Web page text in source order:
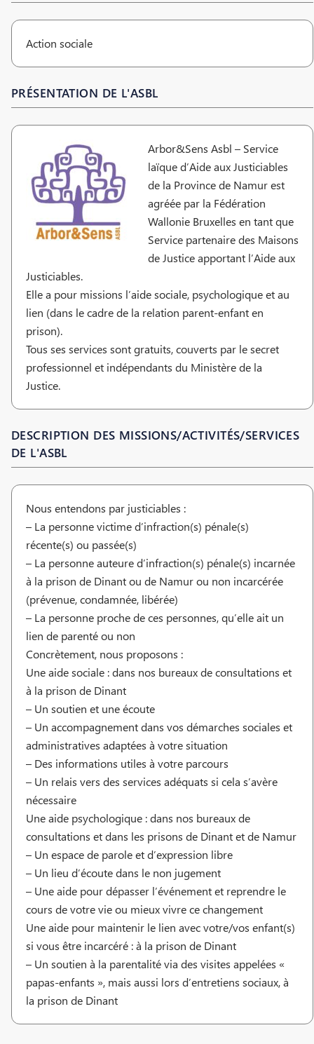
Action sociale
PRÉSENTATION DE L'ASBL
Arbor&Sens Asbl – Service
laïque d’Aide aux Justiciables
de la Province de Namur est
agréée par la Fédération
Wallonie Bruxelles en tant que
Service partenaire des Maisons
de Justice apportant l’Aide aux
Justiciables.
Elle a pour missions l’aide sociale, psychologique et au
lien (dans le cadre de la relation parent-enfant en
prison).
Tous ses services sont gratuits, couverts par le secret
professionnel et indépendants du Ministère de la
Justice.
DESCRIPTION DES MISSIONS/ACTIVITÉS/SERVICES
DE L'ASBL
Nous entendons par justiciables :
– La personne victime d’infraction(s) pénale(s)
récente(s) ou passée(s)
– La personne auteure d’infraction(s) pénale(s) incarnée
à la prison de Dinant ou de Namur ou non incarcérée
(prévenue, condamnée, libérée)
– La personne proche de ces personnes, qu’elle ait un
lien de parenté ou non
Concrètement, nous proposons :
Une aide sociale : dans nos bureaux de consultations et
à la prison de Dinant
– Un soutien et une écoute
– Un accompagnement dans vos démarches sociales et
administratives adaptées à votre situation
– Des informations utiles à votre parcours
– Un relais vers des services adéquats si cela s’avère
nécessaire
Une aide psychologique : dans nos bureaux de
consultations et dans les prisons de Dinant et de Namur
– Un espace de parole et d’expression libre
– Un lieu d’écoute dans le non jugement
– Une aide pour dépasser l’événement et reprendre le
cours de votre vie ou mieux vivre ce changement
Une aide pour maintenir le lien avec votre/vos enfant(s)
si vous être incarcéré : à la prison de Dinant
– Un soutien à la parentalité via des visites appelées «
papas-enfants », mais aussi lors d’entretiens sociaux, à
la prison de Dinant